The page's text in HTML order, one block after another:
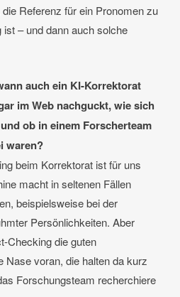
Referenz für ein Pronomen zu
– und dann auch solche
auch ein KI-Korrektorat
im Web nachguckt, wie sich
ob in einem Forscherteam
waren?
beim Korrektorat ist für uns
macht in seltenen Fällen
beispielsweise bei der
Persönlichkeiten. Aber
Checking die guten
Nase voran, die halten da kurz
Forschungsteam recherchiere